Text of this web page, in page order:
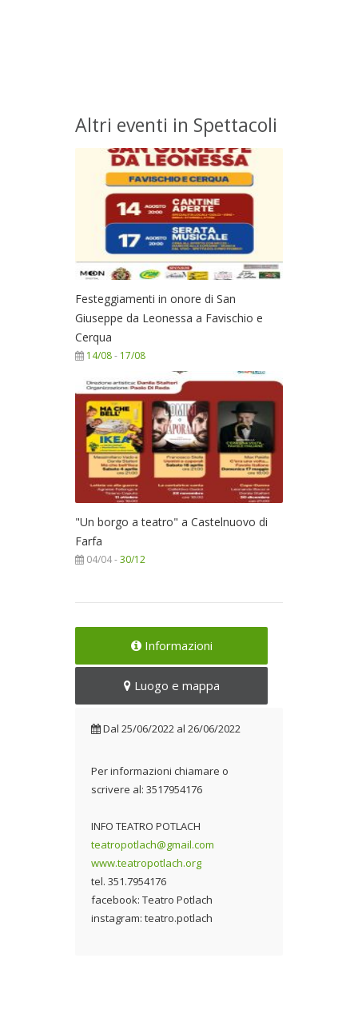
Altri eventi in Spettacoli
Festeggiamenti in onore di San
Giuseppe da Leonessa a Favischio e
Cerqua
14/08- 17/08
"Un borgo a teatro" a Castelnuovo di
Farfa
04/04 -30/12
Informazioni
Luogo e mappa
Dal 25/06/2022 al 26/06/2022
Per informazioni chiamare o
scrivere al: 3517954176
INFO TEATRO POTLACH
teatropotlach@gmail.com
www.teatropotlach.org
tel. 351.7954176
facebook: Teatro Potlach
instagram: teatro.potlach